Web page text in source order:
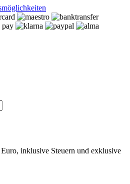
inklusive Steuern und exklusive